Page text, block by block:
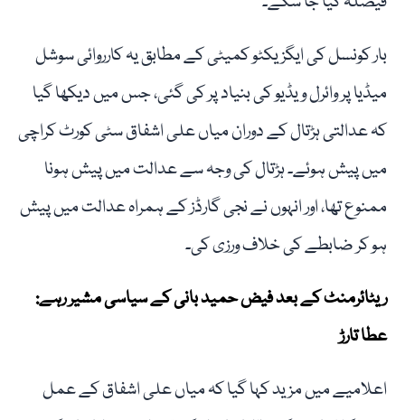
بار کونسل کی ایگزیکٹو کمیٹی کے مطابق یہ کارروائی سوشل
میڈیا پر وائرل ویڈیو کی بنیاد پر کی گئی، جس میں دیکھا گیا
کہ عدالتی ہڑتال کے دوران میاں علی اشفاق سٹی کورٹ کراچی
میں پیش ہوئے۔ ہڑتال کی وجہ سے عدالت میں پیش ہونا
ممنوع تھا، اور انہوں نے نجی گارڈز کے ہمراہ عدالت میں پیش
ہو کر ضابطے کی خلاف ورزی کی۔
ریٹائرمنٹ کے بعد فیض حمید بانی کے سیاسی مشیر رہے:
عطا تارڑ
اعلامیے میں مزید کہا گیا کہ میاں علی اشفاق کے عمل